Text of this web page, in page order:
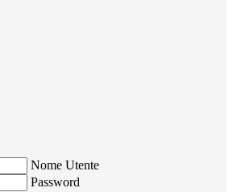
Nome Utente
Password